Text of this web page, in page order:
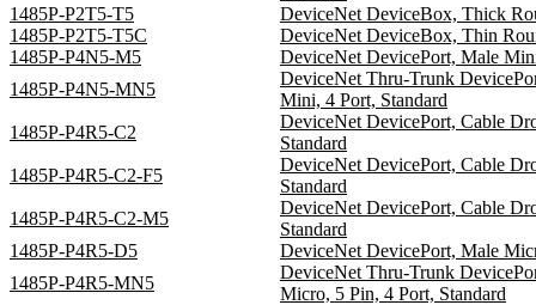
1485P-P2T5-T5
DeviceNet DeviceBox, Thick
1485P-P2T5-T5C
DeviceNet DeviceBox, Thin
1485P-P4N5-M5
DeviceNet DevicePort, Male
1485P-P4N5-MN5
DeviceNet Thru-Trunk
Mini, 4 Port, Standard
1485P-P4R5-C2
DeviceNet DevicePort, Cable
Standard
1485P-P4R5-C2-F5
DeviceNet DevicePort, Cable
Standard
1485P-P4R5-C2-M5
DeviceNet DevicePort, Cable
Standard
1485P-P4R5-D5
DeviceNet DevicePort, Male
1485P-P4R5-MN5
DeviceNet Thru-Trunk
Micro, 5 Pin, 4 Port, Standard